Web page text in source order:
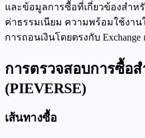
และข้อมูลการซื้อที่เกี่ยวข้องสำห
ค่าธรรมเนียม ความพร้อมใช้งาน
การถอนเงินโดยตรงกับ
การตรวจสอบการซื้อส
(PIEVERSE)
เส้นทางซื้อ